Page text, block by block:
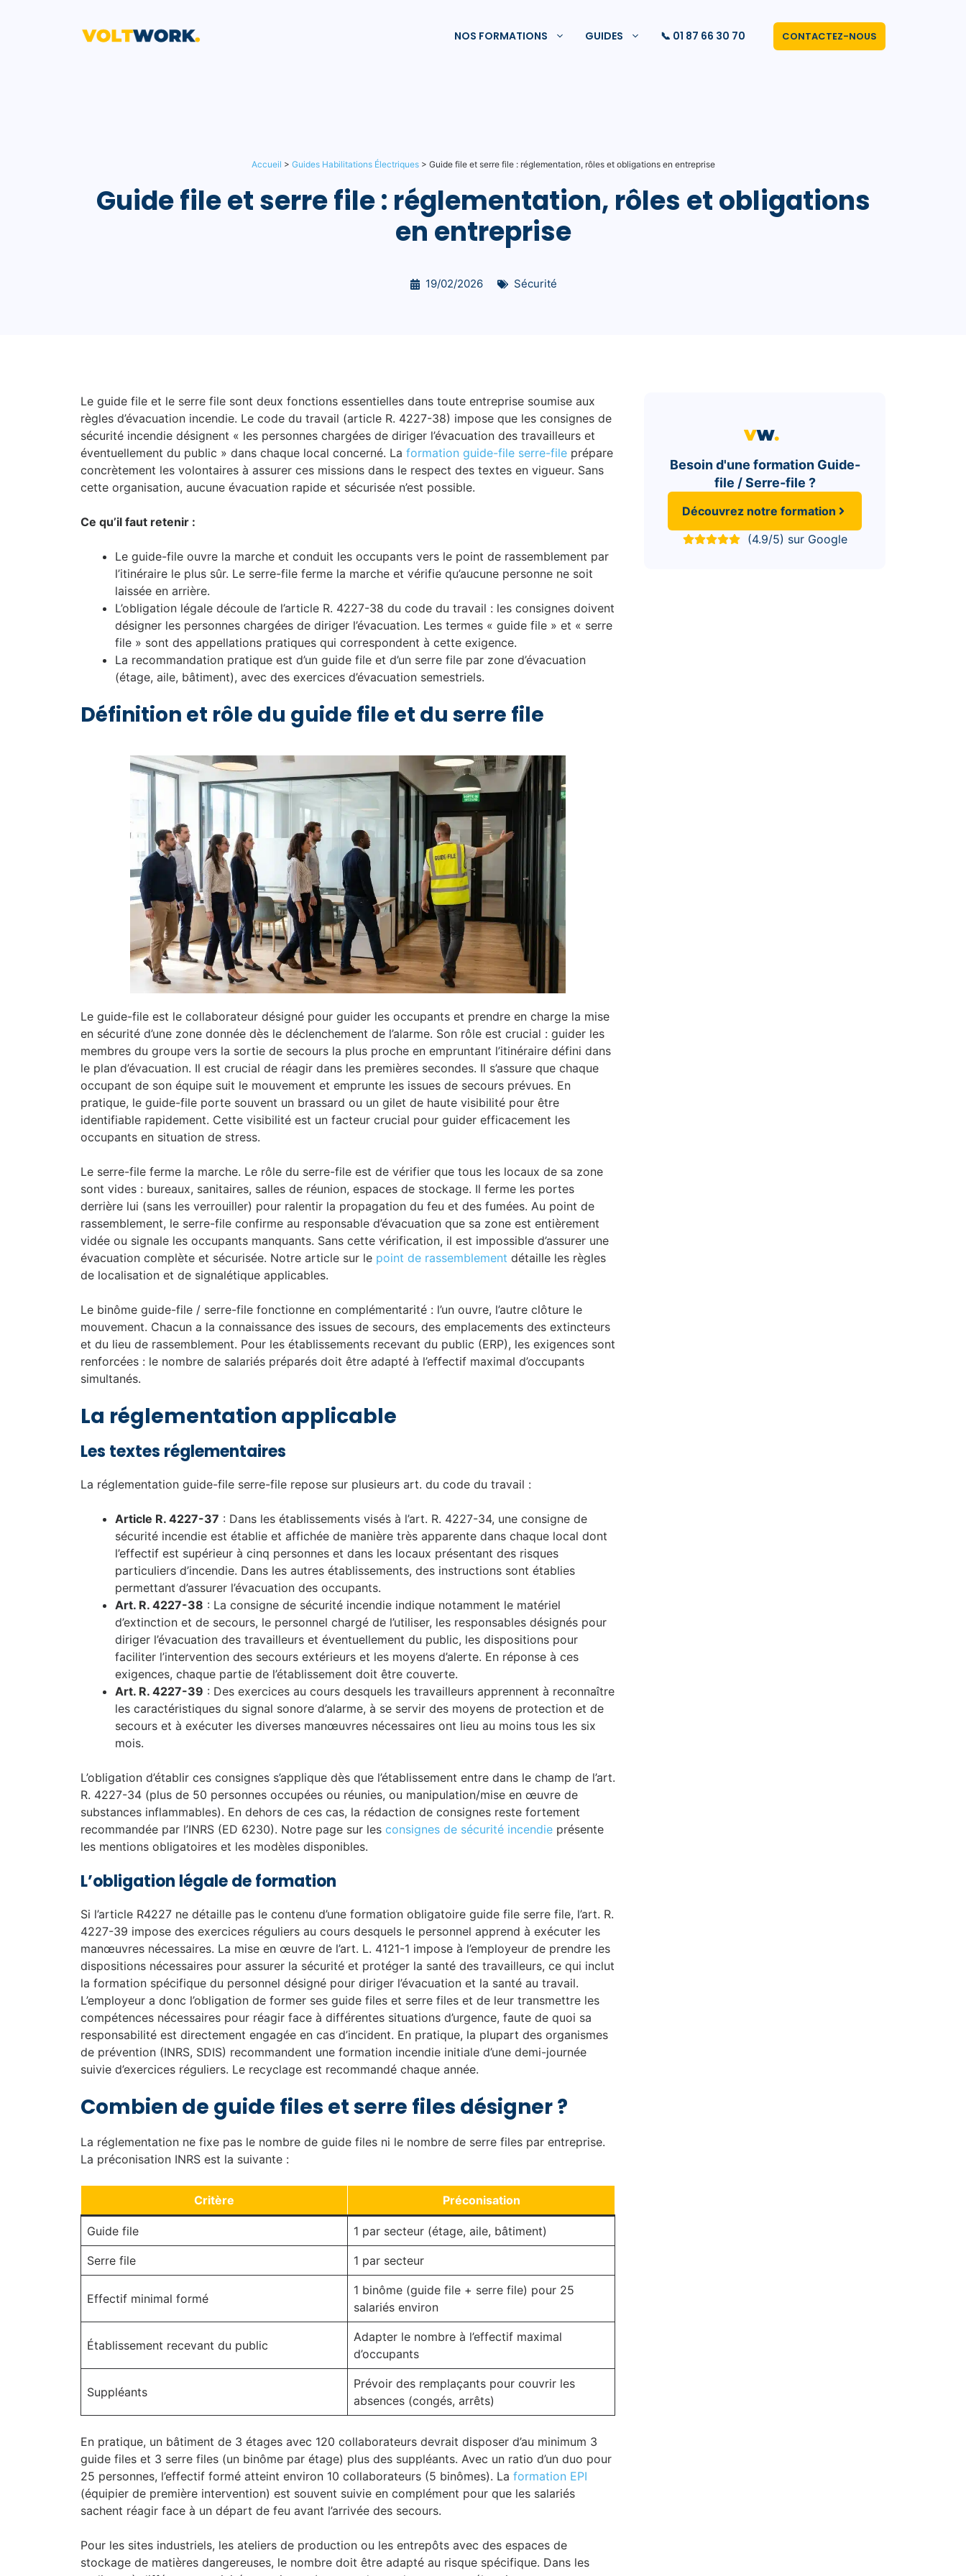
NOS FORMATIONS GUIDES 📞 01 87 66 30 70 CONTACTEZ-NOUS
Accueil > Guides Habilitations Électriques> Guide file et serre file : réglementation, rôles et obligations en entreprise
Guide file et serre file : réglementation, rôles et obligations
en entreprise
19/02/2026 Sécurité
Le guide file et le serre file sont deux fonctions essentielles dans toute entreprise soumise aux
règles d’évacuation incendie. Le code du travail (article R. 4227-38) impose que les consignes de
sécurité incendie désignent « les personnes chargées de diriger l’évacuation des travailleurs et
éventuellement du public » dans chaque local concerné. La formation guide-file serre-file prépare
concrètement les volontaires à assurer ces missions dans le respect des textes en vigueur. Sans
cette organisation, aucune évacuation rapide et sécurisée n’est possible.
Ce qu’il faut retenir :
Le guide-file ouvre la marche et conduit les occupants vers le point de rassemblement par
l’itinéraire le plus sûr. Le serre-file ferme la marche et vérifie qu’aucune personne ne soit
laissée en arrière.
L’obligation légale découle de l’article R. 4227-38 du code du travail : les consignes doivent
désigner les personnes chargées de diriger l’évacuation. Les termes « guide file » et « serre
file » sont des appellations pratiques qui correspondent à cette exigence.
La recommandation pratique est d’un guide file et d’un serre file par zone d’évacuation
(étage, aile, bâtiment), avec des exercices d’évacuation semestriels.
Définition et rôle du guide file et du serre file
Le guide-file est le collaborateur désigné pour guider les occupants et prendre en charge la mise
en sécurité d’une zone donnée dès le déclenchement de l’alarme. Son rôle est crucial : guider les
membres du groupe vers la sortie de secours la plus proche en empruntant l’itinéraire défini dans
le plan d’évacuation. Il est crucial de réagir dans les premières secondes. Il s’assure que chaque
occupant de son équipe suit le mouvement et emprunte les issues de secours prévues. En
pratique, le guide-file porte souvent un brassard ou un gilet de haute visibilité pour être
identifiable rapidement. Cette visibilité est un facteur crucial pour guider efficacement les
occupants en situation de stress.
Le serre-file ferme la marche. Le rôle du serre-file est de vérifier que tous les locaux de sa zone
sont vides : bureaux, sanitaires, salles de réunion, espaces de stockage. Il ferme les portes
derrière lui (sans les verrouiller) pour ralentir la propagation du feu et des fumées. Au point de
rassemblement, le serre-file confirme au responsable d’évacuation que sa zone est entièrement
vidée ou signale les occupants manquants. Sans cette vérification, il est impossible d’assurer une
évacuation complète et sécurisée. Notre article sur le point de rassemblement détaille les règles
de localisation et de signalétique applicables.
Le binôme guide-file / serre-file fonctionne en complémentarité : l’un ouvre, l’autre clôture le
mouvement. Chacun a la connaissance des issues de secours, des emplacements des extincteurs
et du lieu de rassemblement. Pour les établissements recevant du public (ERP), les exigences sont
renforcées : le nombre de salariés préparés doit être adapté à l’effectif maximal d’occupants
simultanés.
La réglementation applicable
Les textes réglementaires
La réglementation guide-file serre-file repose sur plusieurs art. du code du travail :
Article R. 4227-37 : Dans les établissements visés à l’art. R. 4227-34, une consigne de
sécurité incendie est établie et affichée de manière très apparente dans chaque local dont
l’effectif est supérieur à cinq personnes et dans les locaux présentant des risques
particuliers d’incendie. Dans les autres établissements, des instructions sont établies
permettant d’assurer l’évacuation des occupants.
Art. R. 4227-38 : La consigne de sécurité incendie indique notamment le matériel
d’extinction et de secours, le personnel chargé de l’utiliser, les responsables désignés pour
diriger l’évacuation des travailleurs et éventuellement du public, les dispositions pour
faciliter l’intervention des secours extérieurs et les moyens d’alerte. En réponse à ces
exigences, chaque partie de l’établissement doit être couverte.
Art. R. 4227-39 : Des exercices au cours desquels les travailleurs apprennent à reconnaître
les caractéristiques du signal sonore d’alarme, à se servir des moyens de protection et de
secours et à exécuter les diverses manœuvres nécessaires ont lieu au moins tous les six
mois.
L’obligation d’établir ces consignes s’applique dès que l’établissement entre dans le champ de l’art.
R. 4227-34 (plus de 50 personnes occupées ou réunies, ou manipulation/mise en œuvre de
substances inflammables). En dehors de ces cas, la rédaction de consignes reste fortement
recommandée par l’INRS (ED 6230). Notre page sur les consignes de sécurité incendie présente
les mentions obligatoires et les modèles disponibles.
L’obligation légale de formation
Si l’article R4227 ne détaille pas le contenu d’une formation obligatoire guide file serre file, l’art. R.
4227-39 impose des exercices réguliers au cours desquels le personnel apprend à exécuter les
manœuvres nécessaires. La mise en œuvre de l’art. L. 4121-1 impose à l’employeur de prendre les
dispositions nécessaires pour assurer la sécurité et protéger la santé des travailleurs, ce qui inclut
la formation spécifique du personnel désigné pour diriger l’évacuation et la santé au travail.
L’employeur a donc l’obligation de former ses guide files et serre files et de leur transmettre les
compétences nécessaires pour réagir face à différentes situations d’urgence, faute de quoi sa
responsabilité est directement engagée en cas d’incident. En pratique, la plupart des organismes
de prévention (INRS, SDIS) recommandent une formation incendie initiale d’une demi-journée
suivie d’exercices réguliers. Le recyclage est recommandé chaque année.
Combien de guide files et serre files désigner ?
La réglementation ne fixe pas le nombre de guide files ni le nombre de serre files par entreprise.
La préconisation INRS est la suivante :
Critère Préconisation
Guide file 1 par secteur (étage, aile, bâtiment)
Serre file 1 par secteur
Effectif minimal formé
1 binôme (guide file + serre file) pour 25
salariés environ
Établissement recevant du public
Adapter le nombre à l’effectif maximal
d’occupants
Suppléants
Prévoir des remplaçants pour couvrir les
absences (congés, arrêts)
En pratique, un bâtiment de 3 étages avec 120 collaborateurs devrait disposer d’au minimum 3
guide files et 3 serre files (un binôme par étage) plus des suppléants. Avec un ratio d’un duo pour
25 personnes, l’effectif formé atteint environ 10 collaborateurs (5 binômes). La formation EPI
(équipier de première intervention) est souvent suivie en complément pour que les salariés
sachent réagir face à un départ de feu avant l’arrivée des secours.
Pour les sites industriels, les ateliers de production ou les entrepôts avec des espaces de
stockage de matières dangereuses, le nombre doit être adapté au risque spécifique. Dans les
Besoin d'une formation Guide-
file / Serre-file ?
Découvrez notre formation
(4.9/5) sur Google